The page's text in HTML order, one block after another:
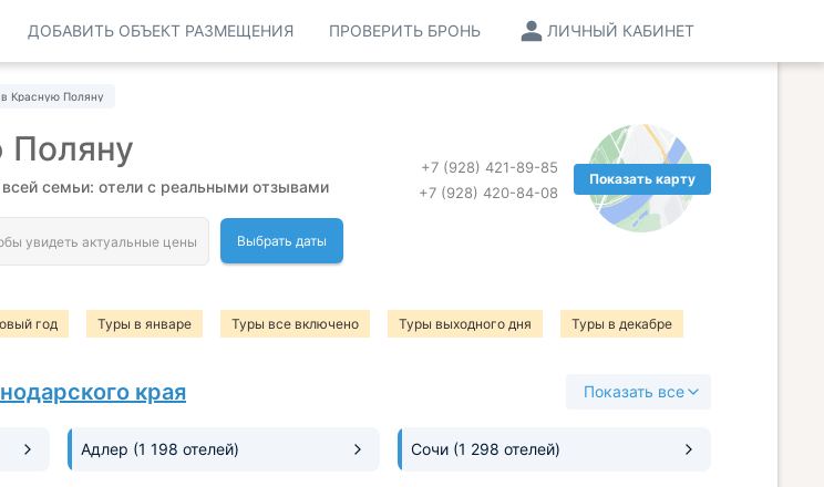
ЛИЧНЫЙ КАБИНЕТ
ПРОВЕРИТЬ БРОНЬ
ДОБАВИТЬ ОБЪЕКТ РАЗМЕЩЕНИЯ
Красную Поляну
Показать карту
+7 (928) 421-89-85
+7 (928) 420-84-08
Поляну
семьи: отели с реальными отзывами
Выбрать даты
год Туры в январе Туры все включено Туры выходного дня Туры в декабре
края Показать все
Адлер (1 198 отелей) Сочи (1 298 отелей)